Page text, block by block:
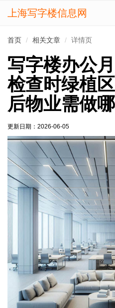
上海写字楼信息网
首页 相关文章 详情页
写字楼办公
检查时绿植
后物业需做
更新日期： 2026-06-05